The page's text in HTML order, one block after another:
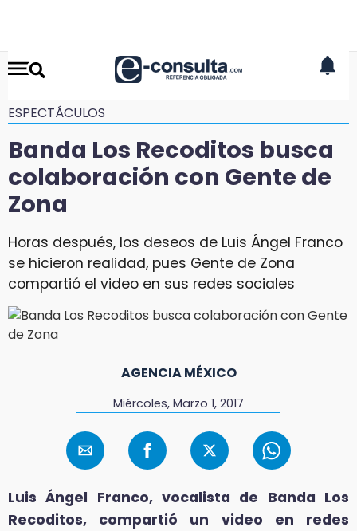
ESPECTÁCULOS
Banda Los Recoditos busca
colaboración con Gente de
Zona
Horas después, los deseos de Luis Ángel Franco
se hicieron realidad, pues Gente de Zona
compartió el video en sus redes sociales
AGENCIA MÉXICO
Miércoles, Marzo 1, 2017
Luis Ángel Franco, vocalista de Banda Los
Recoditos, compartió un video en redes